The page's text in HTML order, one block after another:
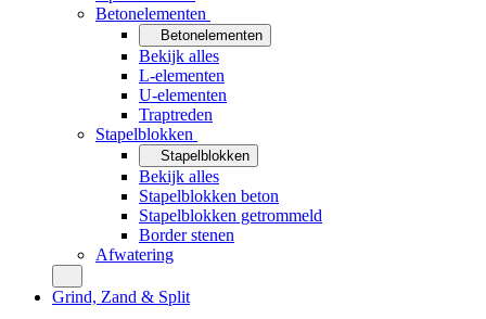
Betonelementen
Betonelementen
Bekijk alles
L-elementen
U-elementen
Traptreden
Stapelblokken
Stapelblokken
Bekijk alles
Stapelblokken beton
Stapelblokken getrommeld
Border stenen
Afwatering
Grind, Zand & Split